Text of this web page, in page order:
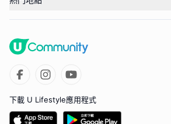
下載 U Lifestyle應用程式